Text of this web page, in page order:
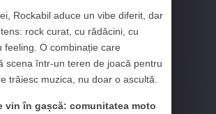
Rockabil aduce un vibe diferit, dar
rock curat, cu rădăcini, cu
feeling. O combinație care
scena într-un teren de joacă pentru
trăiesc muzica, nu doar o ascultă.
vin în gașcă: comunitatea moto